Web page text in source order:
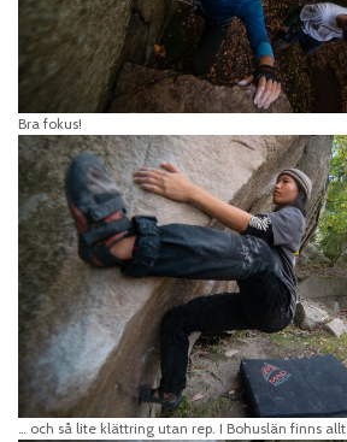
Bra fokus!
… och så lite klättring utan rep. I Bohuslän finns allt.